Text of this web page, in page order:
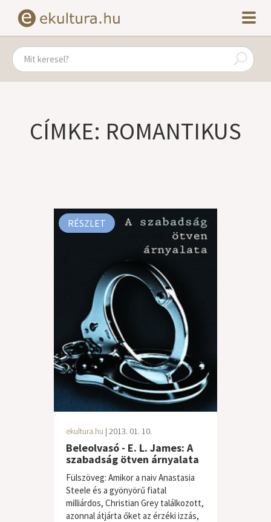
CÍMKE: ROMANTIKUS
RÉSZLET
ekultura.hu | 2013. 01. 10.
Beleolvasó - E. L. James: A
szabadság ötven árnyalata
Fülszöveg: Amikor a naiv Anastasia
Steele és a gyönyörű fiatal
milliárdos, Christian Grey találkozott,
azonnal átjárta őket az érzéki izzás,